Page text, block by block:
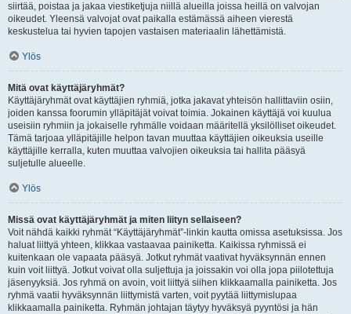
siirtää, poistaa ja jakaa viestiketjuja niillä alueilla joissa heillä on valvojan
oikeudet. Yleensä valvojat ovat paikalla estämässä aiheen vierestä
keskustelua tai hyvien tapojen vastaisen materiaalin lähettämistä.
Ylös
Mitä ovat käyttäjäryhmät?
Käyttäjäryhmät ovat käyttäjien ryhmiä, jotka jakavat yhteisön hallittaviin osiin,
joiden kanssa foorumin ylläpitäjät voivat toimia. Jokainen käyttäjä voi kuulua
useisiin ryhmiin ja jokaiselle ryhmälle voidaan määritellä yksilölliset oikeudet.
Tämä tarjoaa ylläpitäjille helpon tavan muuttaa käyttäjien oikeuksia useille
käyttäjille kerralla, kuten muuttaa valvojien oikeuksia tai hallita pääsyä
suljetulle alueelle.
Ylös
Missä ovat käyttäjäryhmät ja miten liityn sellaiseen?
Voit nähdä kaikki ryhmät “Käyttäjäryhmät”-linkin kautta omissa asetuksissa. Jos
haluat liittyä yhteen, klikkaa vastaavaa painiketta. Kaikissa ryhmissä ei
kuitenkaan ole vapaata pääsyä. Jotkut ryhmät vaativat hyväksynnän ennen
kuin voit liittyä. Jotkut voivat olla suljettuja ja joissakin voi olla jopa piilotettuja
jäsenyyksiä. Jos ryhmä on avoin, voit liittyä siihen klikkaamalla painiketta. Jos
ryhmä vaatii hyväksynnän liittymistä varten, voit pyytää liittymislupaa
klikkaamalla painiketta. Ryhmän johtajan täytyy hyväksyä pyyntösi ja hän